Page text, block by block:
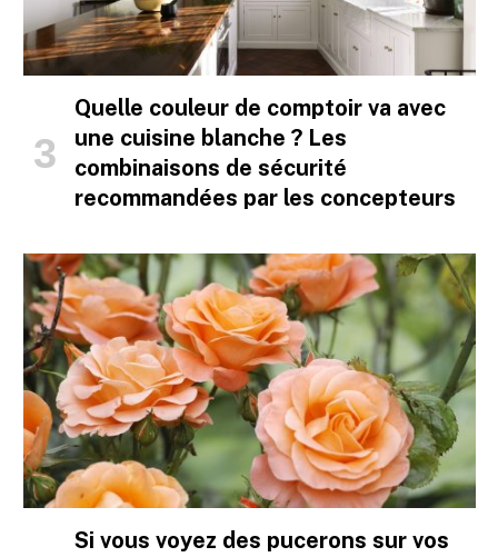
Quelle couleur de comptoir va avec
une cuisine blanche ? Les
combinaisons de sécurité
recommandées par les concepteurs
Si vous voyez des pucerons sur vos